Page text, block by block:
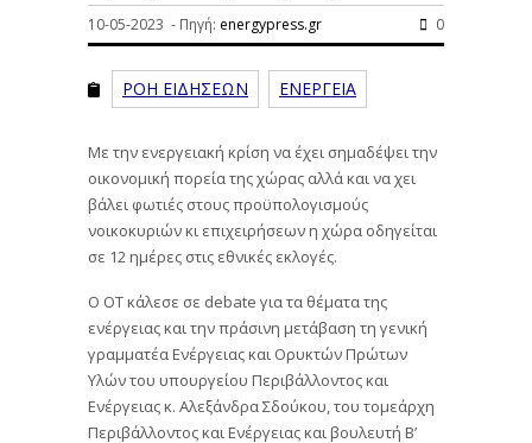
10-05-2023 - Πηγή: energypress.gr 0
ΡΟΗ ΕΙΔΗΣΕΩΝ ΕΝΕΡΓΕΙΑ
Με την ενεργειακή κρίση να έχει σημαδέψει την
οικονομική πορεία της χώρας αλλά και να χει
βάλει φωτιές στους προϋπολογισμούς
νοικοκυριών κι επιχειρήσεων η χώρα οδηγείται
σε 12 ημέρες στις εθνικές εκλογές.
Ο ΟΤ κάλεσε σε debate για τα θέματα της
ενέργειας και την πράσινη μετάβαση τη γενική
γραμματέα Ενέργειας και Ορυκτών Πρώτων
Υλών του υπουργείου Περιβάλλοντος και
Ενέργειας κ. Αλεξάνδρα Σδούκου, του τομεάρχη
Περιβάλλοντος και Ενέργειας και βουλευτή Β’